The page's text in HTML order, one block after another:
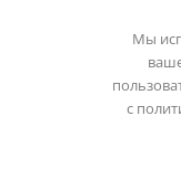
Мы
с